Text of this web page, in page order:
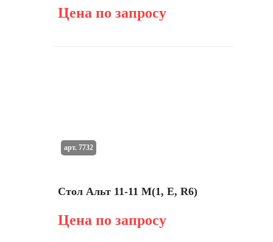
Цена по запросу
Стол Альт 11-11 М(1, E, R6)
Цена по запросу
арт. 7732